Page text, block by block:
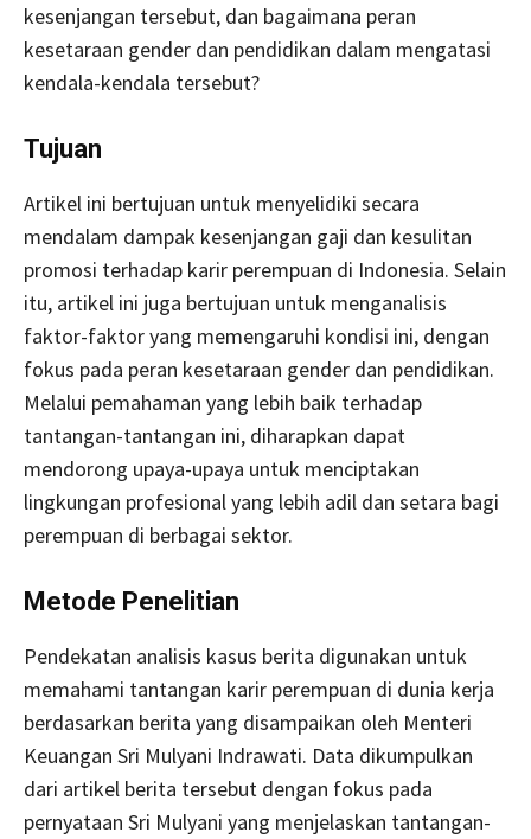
kesenjangan tersebut, dan bagaimana peran
kesetaraan gender dan pendidikan dalam mengatasi
kendala-kendala tersebut?
Tujuan
Artikel ini bertujuan untuk menyelidiki secara
mendalam dampak kesenjangan gaji dan kesulitan
promosi terhadap karir perempuan di Indonesia. Selain
itu, artikel ini juga bertujuan untuk menganalisis
faktor-faktor yang memengaruhi kondisi ini, dengan
fokus pada peran kesetaraan gender dan pendidikan.
Melalui pemahaman yang lebih baik terhadap
tantangan-tantangan ini, diharapkan dapat
mendorong upaya-upaya untuk menciptakan
lingkungan profesional yang lebih adil dan setara bagi
perempuan di berbagai sektor.
Metode Penelitian
Pendekatan analisis kasus berita digunakan untuk
memahami tantangan karir perempuan di dunia kerja
berdasarkan berita yang disampaikan oleh Menteri
Keuangan Sri Mulyani Indrawati. Data dikumpulkan
dari artikel berita tersebut dengan fokus pada
pernyataan Sri Mulyani yang menjelaskan tantangan-